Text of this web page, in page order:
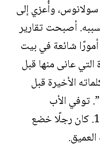
وأُعزي إلى
أصبحت تقارير
شائعة في بيت
التي عانى منها قبل
الأخيرة قبل
توفي الأب
سولانوس في 31 يوليو 1957. كان رجلًا خضع
العميق.